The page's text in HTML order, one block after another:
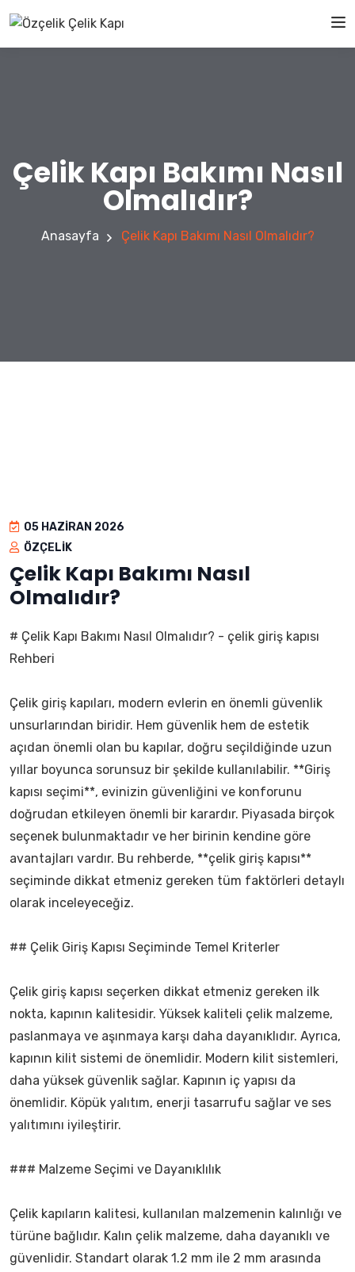
Çelik Kapı Bakımı Nasıl
Olmalıdır?
Anasayfa Çelik Kapı Bakımı Nasıl Olmalıdır?
05 HAZIRAN 2026
ÖZÇELIK
Çelik Kapı Bakımı Nasıl
Olmalıdır?
# Çelik Kapı Bakımı Nasıl Olmalıdır? - çelik giriş kapısı
Rehberi
Çelik giriş kapıları, modern evlerin en önemli güvenlik
unsurlarından biridir. Hem güvenlik hem de estetik
açıdan önemli olan bu kapılar, doğru seçildiğinde uzun
yıllar boyunca sorunsuz bir şekilde kullanılabilir. **Giriş
kapısı seçimi**, evinizin güvenliğini ve konforunu
doğrudan etkileyen önemli bir karardır. Piyasada birçok
seçenek bulunmaktadır ve her birinin kendine göre
avantajları vardır. Bu rehberde, **çelik giriş kapısı**
seçiminde dikkat etmeniz gereken tüm faktörleri detaylı
olarak inceleyeceğiz.
## Çelik Giriş Kapısı Seçiminde Temel Kriterler
Çelik giriş kapısı seçerken dikkat etmeniz gereken ilk
nokta, kapının kalitesidir. Yüksek kaliteli çelik malzeme,
paslanmaya ve aşınmaya karşı daha dayanıklıdır. Ayrıca,
kapının kilit sistemi de önemlidir. Modern kilit sistemleri,
daha yüksek güvenlik sağlar. Kapının iç yapısı da
önemlidir. Köpük yalıtım, enerji tasarrufu sağlar ve ses
yalıtımını iyileştirir.
### Malzeme Seçimi ve Dayanıklılık
Çelik kapıların kalitesi, kullanılan malzemenin kalınlığı ve
türüne bağlıdır. Kalın çelik malzeme, daha dayanıklı ve
güvenlidir. Standart olarak 1.2 mm ile 2 mm arasında